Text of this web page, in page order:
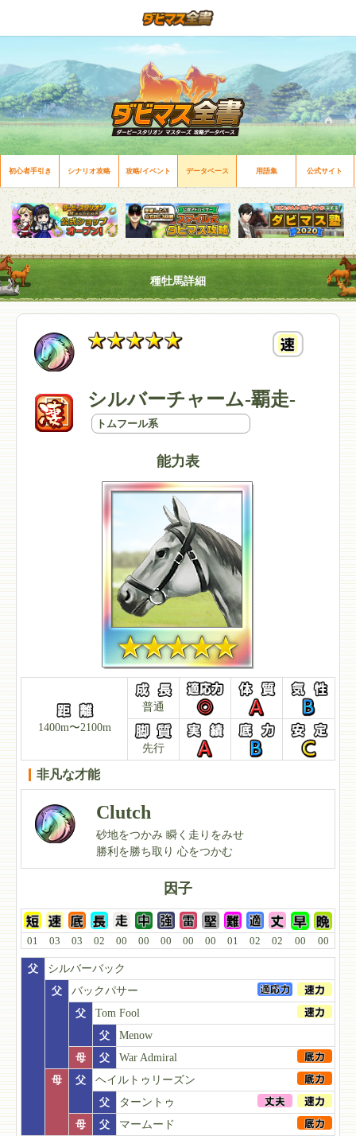
初心者手引き シナリオ攻略 攻略/イベント データベース 用語集 公式サイト
種牡馬詳細
シルバーチャーム-覇走-
トムフール系
能力表
1400m〜2100m
普通
先行
非凡な才能
Clutch
砂地をつかみ 瞬く走りをみせ
勝利を勝ち取り 心をつかむ
因子
01 03 03 02 00 00 00 00 00 01 02 02 00 00
父
シルバーバック
父
バックパサー
父
Tom Fool
父
Menow
母
父
War Admiral
母
父
ヘイルトゥリーズン
父
ターントゥ
母
父
マームード